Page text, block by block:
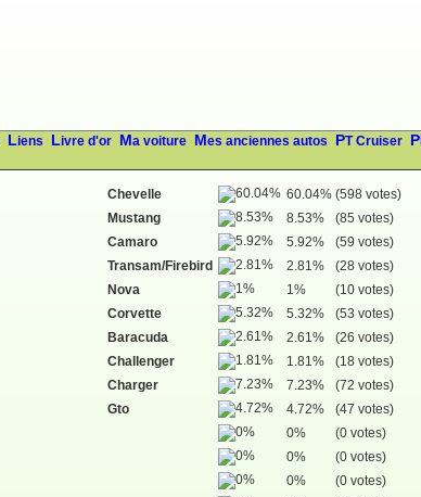
Liens Livre d'or Ma voiture Mes anciennes autos PT Cruiser
Chevelle 60.04%(598 votes)
Mustang
8.53%
(85 votes)
Camaro
5.92%
(59 votes)
Transam/Firebird
2.81%
(28 votes)
Nova
1%
(10 votes)
Corvette
5.32%
(53 votes)
Baracuda
2.61%
(26 votes)
Challenger
1.81%
(18 votes)
Charger
7.23%
(72 votes)
Gto
4.72%
(47 votes)
0%
(0 votes)
0%
(0 votes)
0%
(0 votes)